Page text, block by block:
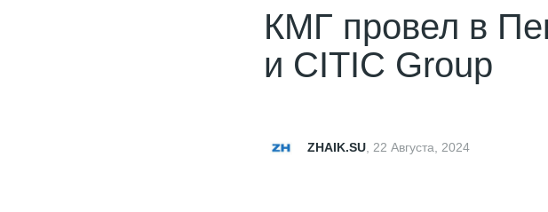
КМГ провел в
и CITIC Group
ZHAIK.SU, 22 Августа, 2024